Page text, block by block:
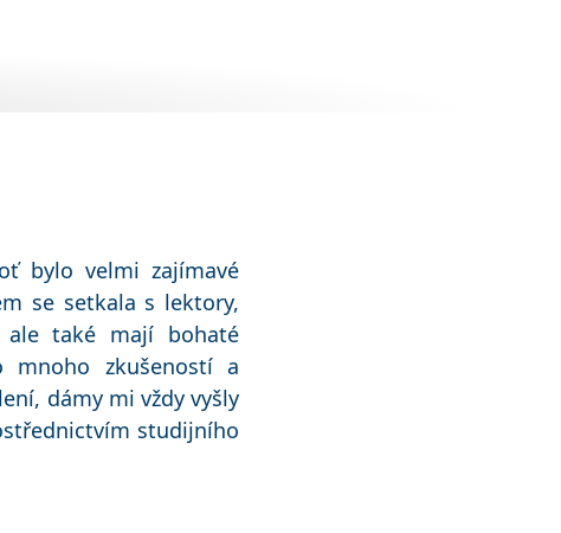
bylo velmi zajímavé
se setkala s lektory,
ale také mají bohaté
mnoho zkušeností a
dámy mi vždy vyšly
studijního